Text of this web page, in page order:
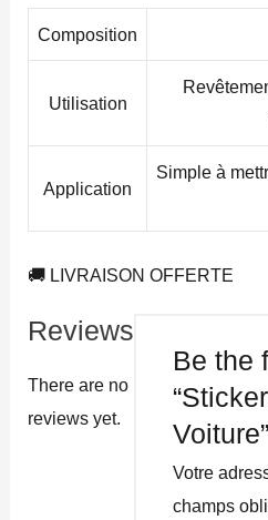
Composition
Utilisation
Application
Simple à
🚚 LIVRAISON OFFERTE
Reviews
There are no
reviews yet.
Be the
Voiture”
Votre
champs